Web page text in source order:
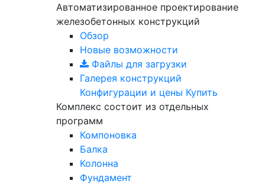
Автоматизированное проектирование
железобетонных конструкций
Обзор
Новые возможности
Файлы для загрузки
Галерея конструкций
Конфигурации и цены Купить
Комплекс состоит из отдельных
программ
Компоновка
Балка
Колонна
Фундамент